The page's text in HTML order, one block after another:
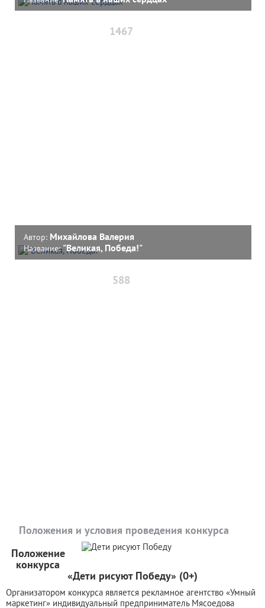
1467
Автор: Михайлова Валерия
Название:"Великая, Победа!"
588
Положения и условия проведения конкурса
Положение
конкурса
«Дети рисуют Победу» (0+)
Организатором конкурса является рекламное агентство «Умный
маркетинг» индивидуальный предприниматель Мясоедова